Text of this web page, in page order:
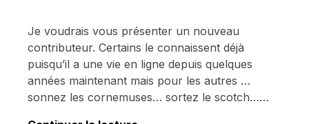
Je voudrais vous présenter un nouveau
contributeur. Certains le connaissent déjà
puisqu’il a une vie en ligne depuis quelques
années maintenant mais pour les autres …
sonnez les cornemuses… sortez le scotch……